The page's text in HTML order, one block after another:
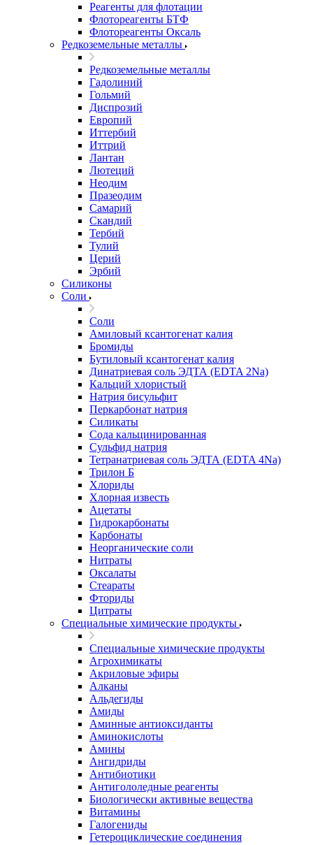
Реагенты для флотации
Флотореагенты БТФ
Флотореагенты Оксаль
Редкоземельные металлы
Редкоземельные металлы
Гадолиний
Гольмий
Диспрозий
Европий
Иттербий
Иттрий
Лантан
Лютеций
Неодим
Празеодим
Самарий
Скандий
Тербий
Тулий
Церий
Эрбий
Силиконы
Соли
Соли
Амиловый ксантогенат калия
Бромиды
Бутиловый ксантогенат калия
Динатриевая соль ЭДТА (EDTA 2Na)
Кальций хлористый
Натрия бисульфит
Перкарбонат натрия
Силикаты
Сода кальцинированная
Сульфид натрия
Тетранатриевая соль ЭДТА (EDTA 4Na)
Трилон Б
Хлориды
Хлорная известь
Ацетаты
Гидрокарбонаты
Карбонаты
Неорганические соли
Нитраты
Оксалаты
Стеараты
Фториды
Цитраты
Специальные химические продукты
Специальные химические продукты
Агрохимикаты
Акриловые эфиры
Алканы
Альдегиды
Амиды
Аминные антиоксиданты
Аминокислоты
Амины
Ангидриды
Антибиотики
Антигололедные реагенты
Биологически активные вещества
Витамины
Галогениды
Гетероциклические соединения